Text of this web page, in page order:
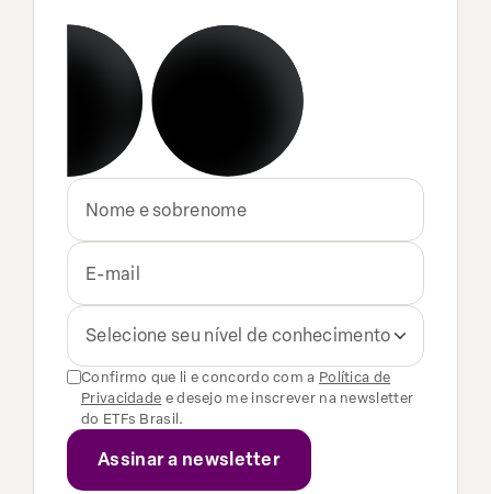
Selecione seu nível de conhecimento
Confirmo que li e concordo com a Política de
Privacidade e desejo me inscrever na newsletter
do ETFs Brasil.